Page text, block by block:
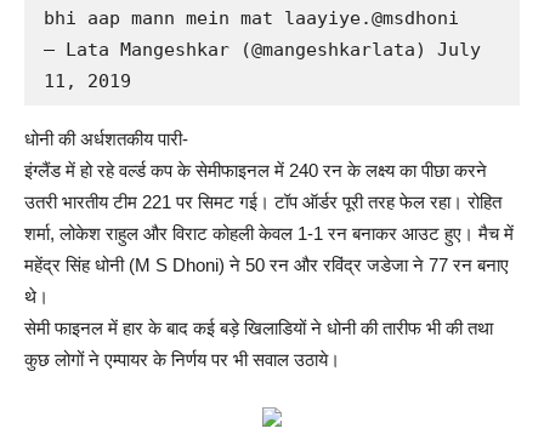
bhi aap mann mein mat laayiye.@msdhoni
— Lata Mangeshkar (@mangeshkarlata) July
11, 2019
धोनी की अर्धशतकीय पारी-
इंग्लैंड में हो रहे वर्ल्ड कप के सेमीफाइनल में 240 रन के लक्ष्य का पीछा करने
उतरी भारतीय टीम 221 पर सिमट गई। टॉप ऑर्डर पूरी तरह फेल रहा। रोहित
शर्मा, लोकेश राहुल और विराट कोहली केवल 1-1 रन बनाकर आउट हुए। मैच में
महेंद्र सिंह धोनी (M S Dhoni) ने 50 रन और रविंद्र जडेजा ने 77 रन बनाए
थे।
सेमी फाइनल में हार के बाद कई बड़े खिलाडियों ने धोनी की तारीफ भी की तथा
कुछ लोगों ने एम्पायर के निर्णय पर भी सवाल उठाये।